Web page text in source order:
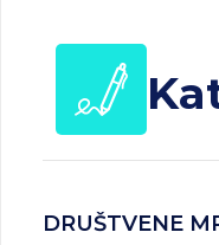
DRUŠTVENE